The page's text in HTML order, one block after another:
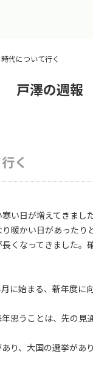
時代について行く
戸澤の週報
く
い日が増えてきました
暖かい日があったり
くなってきました。
に始まる、新年度に
思うことは、先の見
り、大国の選挙があ